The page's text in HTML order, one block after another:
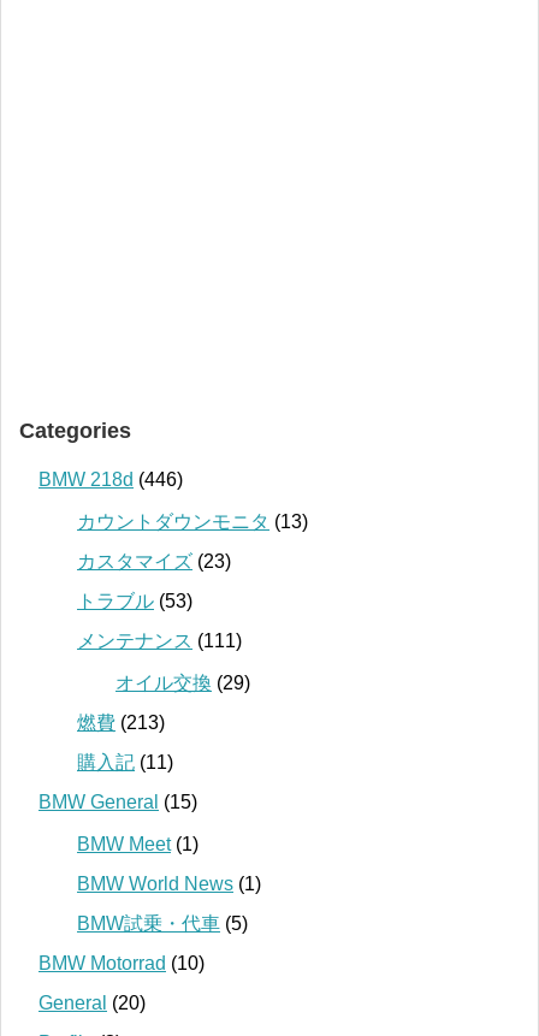
Categories
BMW 218d (446)
カウントダウンモニタ (13)
カスタマイズ (23)
トラブル (53)
メンテナンス (111)
オイル交換 (29)
燃費 (213)
購入記 (11)
BMW General (15)
BMW Meet(1)
BMW World News (1)
BMW試乗・代車 (5)
BMW Motorrad (10)
General (20)